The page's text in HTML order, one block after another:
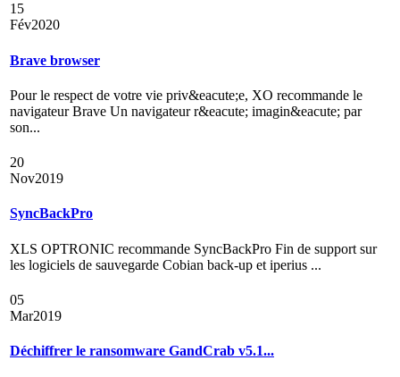
15
Fév2020
Brave browser
Pour le respect de votre vie priv&eacute;e, XO recommande le
navigateur Brave Un navigateur r&eacute; imagin&eacute; par
son...
20
Nov2019
SyncBackPro
XLS OPTRONIC recommande SyncBackPro Fin de support sur
les logiciels de sauvegarde Cobian back-up et iperius ...
05
Mar2019
Déchiffrer le ransomware GandCrab v5.1...